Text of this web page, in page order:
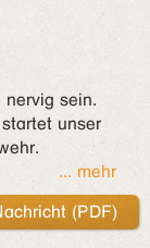
sein.
unser
... mehr
(PDF)